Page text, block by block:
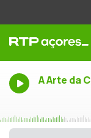
A Arte da